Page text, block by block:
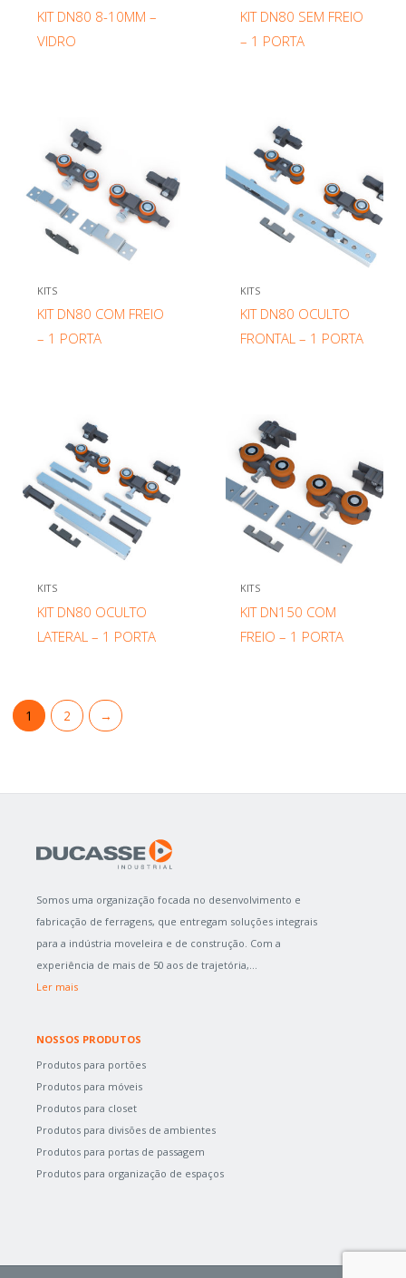
KIT DN80 8-10MM –
VIDRO
KIT DN80 SEM FREIO
– 1 PORTA
KITS
KIT DN80 COM FREIO
– 1 PORTA
KITS
KIT DN80 OCULTO
FRONTAL – 1 PORTA
KITS
KIT DN80 OCULTO
LATERAL – 1 PORTA
KITS
KIT DN150 COM
FREIO – 1 PORTA
1 2 →
Somos uma organização focada no desenvolvimento e
fabricação de ferragens, que entregam soluções integrais
para a indústria moveleira e de construção. Com a
experiência de mais de 50 aos de trajetória,...
Ler mais
NOSSOS PRODUTOS
Produtos para portões
Produtos para móveis
Produtos para closet
Produtos para divisões de ambientes
Produtos para portas de passagem
Produtos para organização de espaços